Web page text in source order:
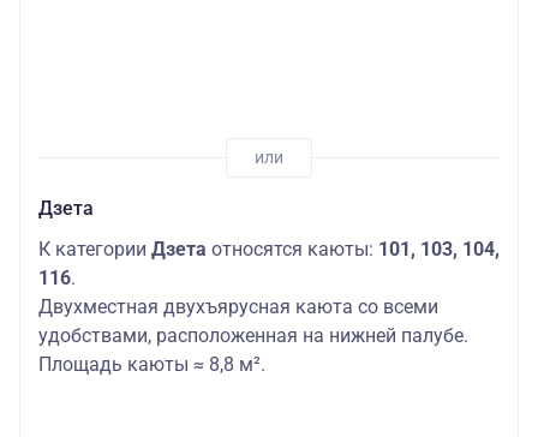
Дзета
К категории Дзета относятся каюты: 101, 103, 104,
116.
Двухместная двухъярусная каюта со всеми
удобствами, расположенная на нижней палубе.
Площадь каюты ≈ 8,8 м².